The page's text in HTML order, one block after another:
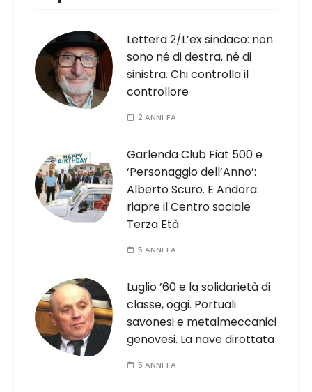
Lettera 2/L’ex sindaco: non
sono né di destra, né di
sinistra. Chi controlla il
controllore
2 ANNI FA
Garlenda Club Fiat 500 e
‘Personaggio dell’Anno’:
Alberto Scuro. E Andora:
riapre il Centro sociale
Terza Età
5 ANNI FA
Luglio ’60 e la solidarietà di
classe, oggi. Portuali
savonesi e metalmeccanici
genovesi. La nave dirottata
5 ANNI FA